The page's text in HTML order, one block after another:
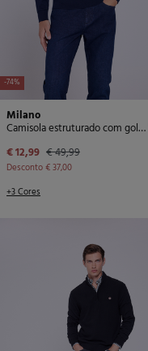
-74%
Milano
Camisola estruturado com gola redonda
€ 12,99 € 49,99
Desconto€ 37,00
+3 Cores